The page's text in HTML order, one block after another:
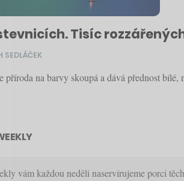
Tisíc
SEDLÁČEK
na barvy skoupá a dává přednost
vám každou neděli naservírujeme porci